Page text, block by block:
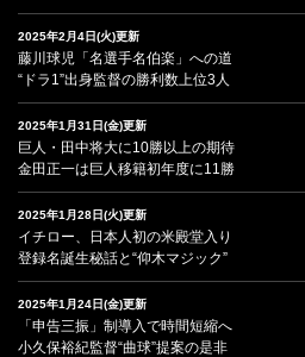
2025年2月4日(火)更新
藤川球児「名選手名伯楽」への道
“ドラ1”出身監督の勝利数上位3人
2025年1月31日(金)更新
巨人・田中将大に10勝以上の期待
金田正一は巨人移籍初年度に11勝
2025年1月28日(火)更新
イチロー、日本人初の米殿堂入り
登録名誕生秘話と“仰木マジック”
2025年1月24日(金)更新
「申告三振」制導入で時間短縮へ
小久保裕紀監督“曲球”提案の是非